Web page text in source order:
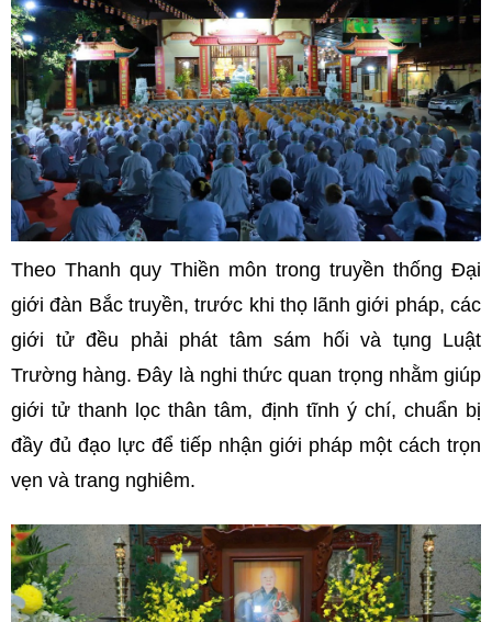
Theo Thanh quy Thiền môn trong truyền thống Đại
giới đàn Bắc truyền, trước khi thọ lãnh giới pháp, các
giới tử đều phải phát tâm sám hối và tụng Luật
Trường hàng. Đây là nghi thức quan trọng nhằm giúp
giới tử thanh lọc thân tâm, định tĩnh ý chí, chuẩn bị
đầy đủ đạo lực để tiếp nhận giới pháp một cách trọn
vẹn và trang nghiêm.